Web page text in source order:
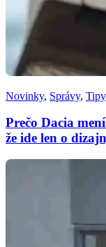
Novinky, Správy, Tipy
Prečo Dacia
že ide len o